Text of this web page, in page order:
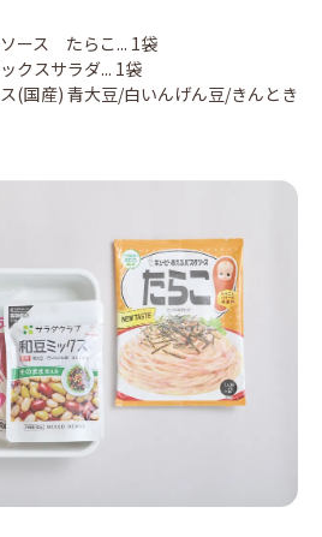
ース たらこ... 1袋
クスサラダ... 1袋
(国産) 青大豆/白いんげん豆/きんとき